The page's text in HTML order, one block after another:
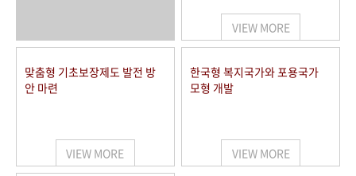
VIEW MORE
맞춤형 기초보장제도 발전 방
안 마련
VIEW MORE
한국형 복지국가와 포용국가
모형 개발
VIEW MORE